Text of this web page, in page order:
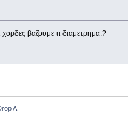
βαζουμε τι διαμετρημα.?
A